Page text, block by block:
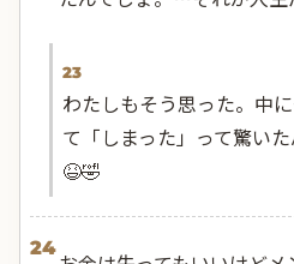
23
わたしもそう思った。中
て「しまった」って驚い
😆🤣
24